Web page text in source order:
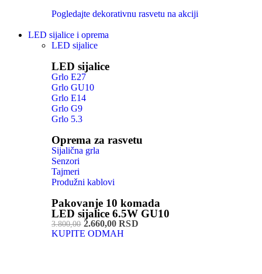
Pogledajte dekorativnu rasvetu na akciji
LED sijalice i oprema
LED sijalice
LED sijalice
Grlo E27
Grlo GU10
Grlo E14
Grlo G9
Grlo 5.3
Oprema za rasvetu
Sijalična grla
Senzori
Tajmeri
Produžni kablovi
Pakovanje 10 komada
LED sijalice 6.5W GU10
3.800,002.660,00 RSD
KUPITE ODMAH